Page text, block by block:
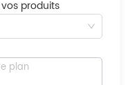
produits